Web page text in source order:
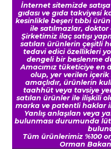
İnternet sitemizde
gıdası ve gıda takviyesi
kesinlikle beşeri tıbbi
ile satılmazlar,
Şirketimiz ilaç satışı
satılan ürünlerin çeşitli
tedavi edici özellikleri
dengeli bir beslenme
Amacımız tüketiciye
olup, yer verilen
amaçlıdır, ürünlerin
taahhüt veya tavsiye
satılan ürünler ile ilişkili
marka ve patentli haklar
Yanlış anlaşılan veya
bulunması durumunda
Tüm ürünlerimiz %100
Orman